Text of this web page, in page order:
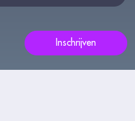
Inschrijven